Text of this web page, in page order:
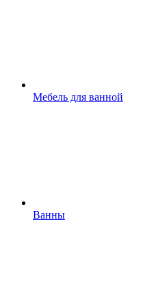
Мебель для ванной
Ванны